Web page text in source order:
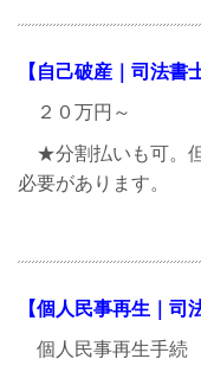
【自己破産｜司法書
２０万円～
★分割払いも可。但
必要があります。
【個人民事再生｜司
個人民事再生手続